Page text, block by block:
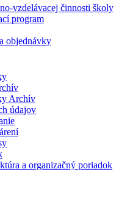
vzdelávacej činnosti školy
program
objednávky
Archív
údajov
a organizačný poriadok